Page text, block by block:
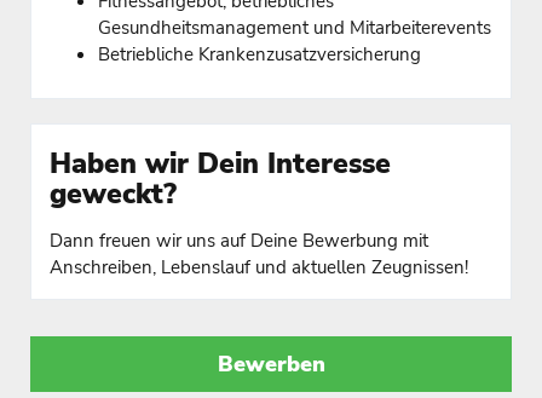
Gesundheitsmanagement und Mitarbeiterevents
Betriebliche Krankenzusatzversicherung
Haben wir Dein Interesse
geweckt?
Dann freuen wir uns auf Deine Bewerbung mit
Anschreiben, Lebenslauf und aktuellen Zeugnissen!
Bewerben